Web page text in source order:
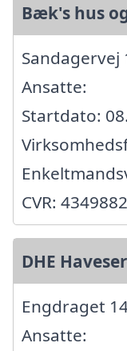
Bæk's hus
Sandagervej
Ansatte:
Startdato:
CVR:
DHE
Engdraget
Ansatte: